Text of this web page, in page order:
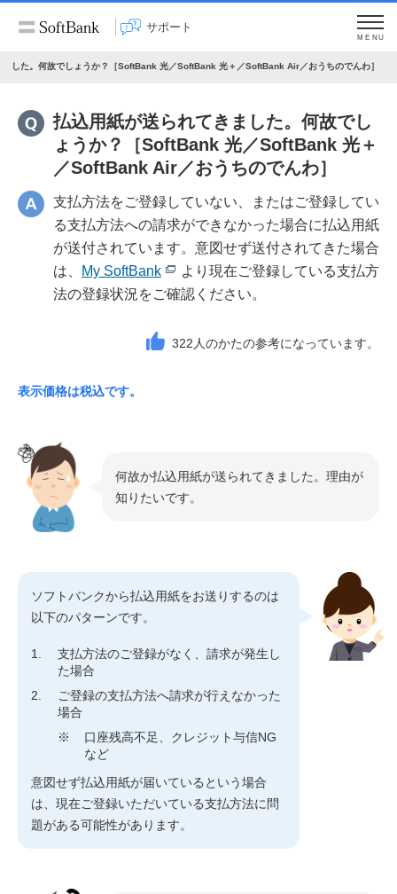
サポート
MENU
ました。何故でしょうか？［SoftBank 光／SoftBank 光＋／SoftBank Air／おうちのでんわ］
払込用紙が送られてきました。何故でし
ょうか？［SoftBank 光／SoftBank 光＋
／SoftBank Air／おうちのでんわ］
支払方法をご登録していない、またはご登録してい
る支払方法への請求ができなかった場合に払込用紙
が送付されています。意図せず送付されてきた場合
は、
My SoftBank
より現在ご登録している支払方
法の登録状況をご確認ください。
322 人のかたの参考になっています。
表示価格は税込です。
何故か払込用紙が送られてきました。理由が
知りたいです。
ソフトバンクから払込用紙をお送りするのは
以下のパターンです。
支払方法のご登録がなく、請求が発生し
た場合
ご登録の支払方法へ請求が行えなかった
場合
※
口座残高不足、クレジット与信NG
など
意図せず払込用紙が届いているという場合
は、現在ご登録いただいている支払方法に問
題がある可能性があります。